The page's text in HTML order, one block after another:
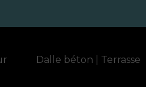
Dalle béton | Terrasse